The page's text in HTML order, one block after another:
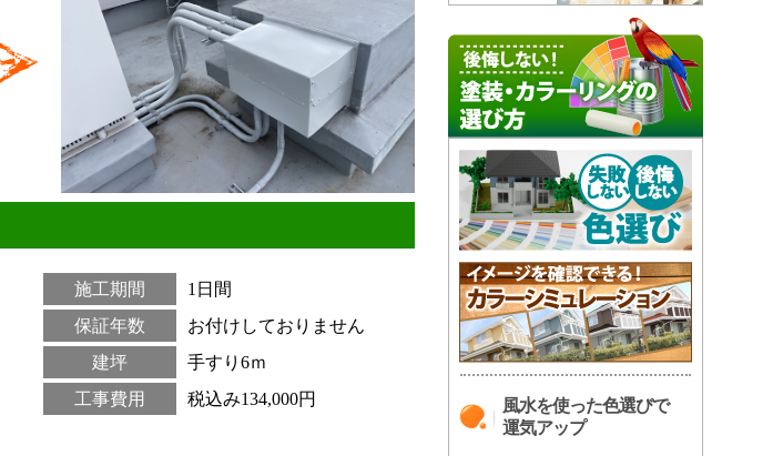
施工期間
1日間
保証年数
お付けしておりません
建坪
手すり6ｍ
工事費用
税込み134,000円
風水を使った色選びで
運気アップ